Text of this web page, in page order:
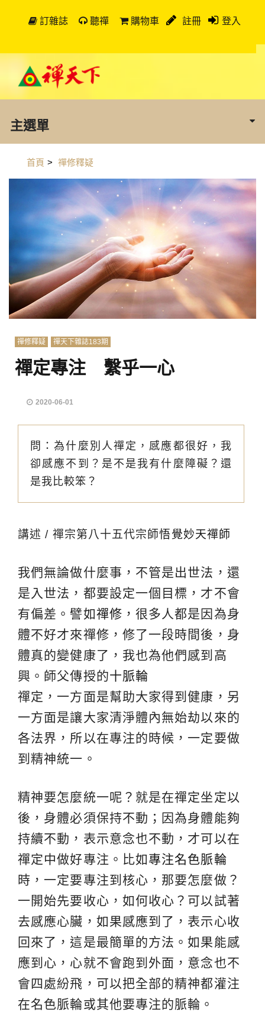
訂雜誌 聽禪 購物車 註冊 登入
主選單
首頁 > 禪修釋疑
禪修釋疑 禪天下雜誌183期
禪定專注 繫乎一心
2020-06-01
問：為什麼別人禪定，感應都很好，我
卻感應不到？是不是我有什麼障礙？還
是我比較笨？
講述 / 禪宗第八十五代宗師悟覺妙天禪師
我們無論做什麼事，不管是出世法，還
是入世法，都要設定一個目標，才不會
有偏差。譬如禪修 ，很多人都是因為身
體不好才來禪修，修了一段時間後，身
體真的變健康了，我也為他們感到高
興。師父傳授的十脈輪
禪定，一方面是幫助大家得到健康，另
一方面是讓大家清淨體內無始劫以來的
各法界，所以在專注的時候，一定要做
到精神統一。
精神要怎麼統一呢？就是在禪定坐定以
後，身體必須保持不動；因為身體能夠
持續不動，表示意念也不動，才可以在
禪定中做好專注。比如專注名色脈輪
時，一定要專注到核心，那要怎麼做？
一開始先要收心，如何收心？可以試著
去感應心臟，如果感應到了，表示心收
回來了，這是最簡單的方法。如果能感
應到心，心就不會跑到外面，意念也不
會四處紛飛，可以把全部的精神都灌注
在名色脈輪或其他要專注的脈輪。